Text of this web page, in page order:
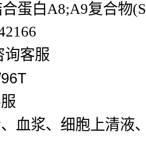
蛋白A8;A9复合物
询客服
血浆、细胞上清液